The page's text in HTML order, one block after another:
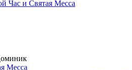
Час и Святая Месса
Месса